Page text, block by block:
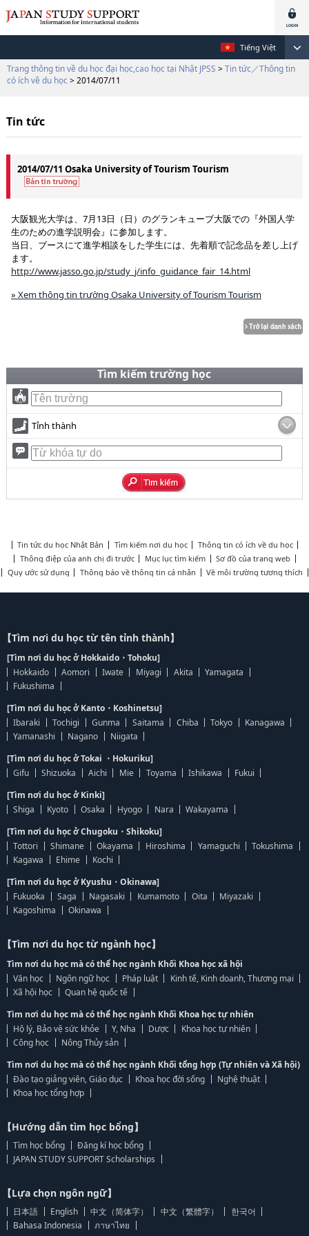
Tiếng Việt
Trang thông tin về du học đại học,cao học tại Nhật JPSS > Tin tức／Thông tin
có ích về du học > 2014/07/11
Tin tức
2014/07/11 Osaka University of Tourism Tourism
大阪観光大学は、7月13日（日）のグランキューブ大阪での『外国人学
生のための進学説明会』に参加します。
当日、ブースにて進学相談をした学生には、先着順で記念品を差し上げ
ます。
http://www.jasso.go.jp/study_j/info_guidance_fair_14.html
» Xem thông tin trường Osaka University of Tourism Tourism
Tìm kiếm trường học
Tỉnh thành
Tin tức du học Nhật Bản Tìm kiếm nơi du học
Thông tin có ích về du học
Thông điệp của anh chị đi trước
Mục lục tìm kiếm
Sơ đồ của trang web
Quy ước sử dụng
Thông báo về thông tin cá nhân Về môi trường tương thích
【Tìm nơi du học từ tên tỉnh thành】
[Tìm nơi du học ở Hokkaido・Tohoku]
Hokkaido
Aomori Iwate Miyagi Akita
Yamagata
Fukushima
[Tìm nơi du học ở Kanto・Koshinetsu]
Ibaraki
Tochigi Gunma Saitama Chiba Tokyo
Kanagawa
Yamanashi
Nagano
Niigata
[Tìm nơi du học ở Tokai ・Hokuriku]
Gifu
Shizuoka Aichi Mie Toyama Ishikawa
Fukui
[Tìm nơi du học ở Kinki]
Shiga
Kyoto Osaka Hyogo Nara
Wakayama
[Tìm nơi du học ở Chugoku・Shikoku]
Tottori
Shimane Okayama Hiroshima Yamaguchi
Tokushima
Kagawa
Ehime
Kochi
[Tìm nơi du học ở Kyushu・Okinawa]
Fukuoka
Saga Nagasaki Kumamoto Oita
Miyazaki
Kagoshima
Okinawa
【Tìm nơi du học từ ngành học】
Tìm nơi du học mà có thể học ngành Khối Khoa học xã hội
Văn học
Ngôn ngữ học Pháp luật
Kinh tế, Kinh doanh, Thương mại
Xã hội học
Quan hệ quốc tế
Tìm nơi du học mà có thể học ngành Khối Khoa học tự nhiên
Hộ lý, Bảo vệ sức khỏe
Y, Nha Dược
Khoa học tự nhiên
Công học
Nông Thủy sản
Tìm nơi du học mà có thể học ngành Khối tổng hợp (Tự nhiên và Xã hội)
Đào tạo giảng viên, Giáo dục
Khoa học đời sống
Nghệ thuật
Khoa học tổng hợp
【Hướng dẫn tìm học bổng】
Tìm học bổng
Đăng kí học bổng
JAPAN STUDY SUPPORT Scholarships
【Lựa chọn ngôn ngữ】
日本語 English 中文（简体字） 中文（繁體字）
한국어
Bahasa Indonesia
ภาษาไทย